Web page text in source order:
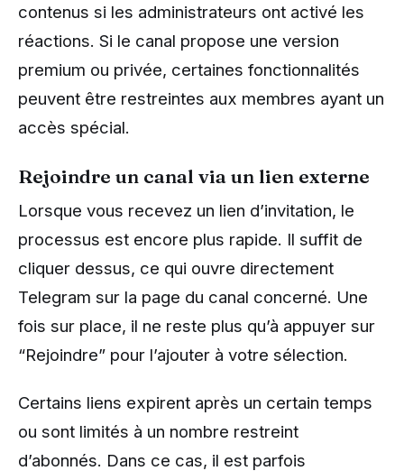
contenus si les administrateurs ont activé les
réactions. Si le canal propose une version
premium ou privée, certaines fonctionnalités
peuvent être restreintes aux membres ayant un
accès spécial.
Rejoindre un canal via un lien externe
Lorsque vous recevez un lien d’invitation, le
processus est encore plus rapide. Il suffit de
cliquer dessus, ce qui ouvre directement
Telegram sur la page du canal concerné. Une
fois sur place, il ne reste plus qu’à appuyer sur
“Rejoindre” pour l’ajouter à votre sélection.
Certains liens expirent après un certain temps
ou sont limités à un nombre restreint
d’abonnés. Dans ce cas, il est parfois